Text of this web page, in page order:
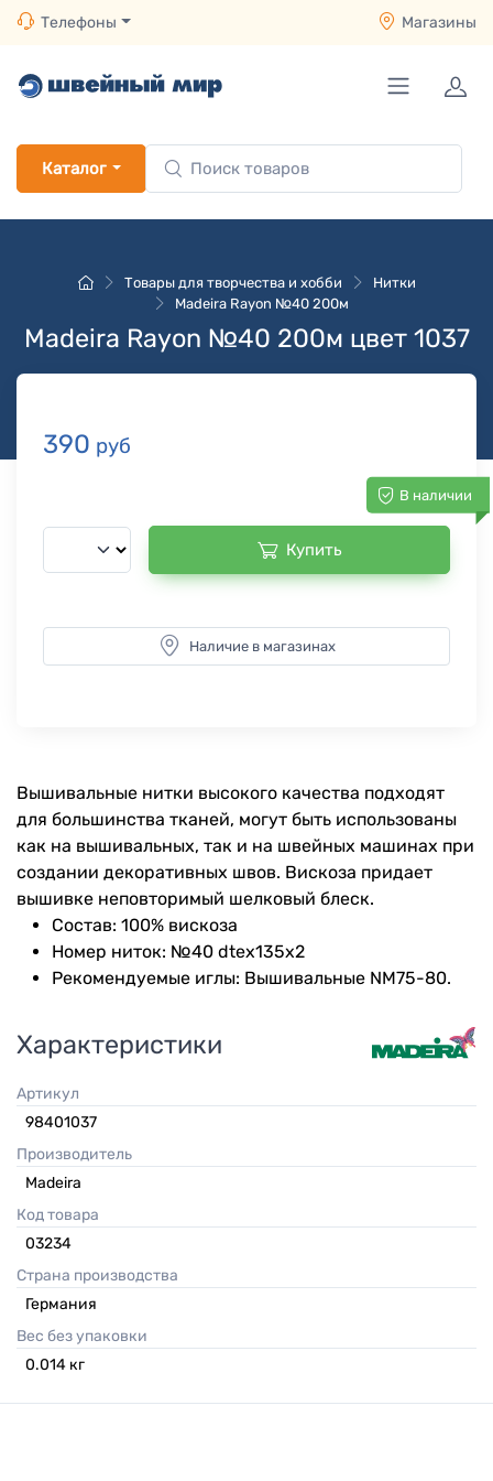
Телефоны Магазины
Каталог
Товары для творчества и хобби
Нитки
Madeira Rayon №40 200м
Madeira Rayon №40 200м цвет 1037
390 руб
В наличии
Купить
Наличие в магазинах
Вышивальные нитки высокого качества подходят
для большинства тканей, могут быть использованы
как на вышивальных, так и на швейных машинах при
создании декоративных швов. Вискоза придает
вышивке неповторимый шелковый блеск.
Состав: 100% вискоза
Номер ниток: №40 dtex135x2
Рекомендуемые иглы: Вышивальные NM75-80.
Характеристики
Артикул
98401037
Производитель
Madeira
Код товара
03234
Страна производства
Германия
Вес без упаковки
0.014 кг